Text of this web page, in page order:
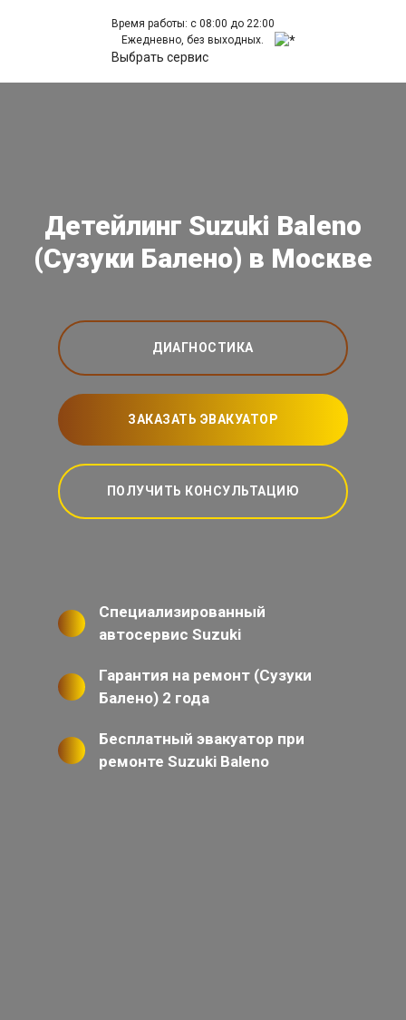
Время работы: с 08:00 до 22:00
Ежедневно, без выходных.
Выбрать сервис
Детейлинг Suzuki Baleno
(Сузуки Балено) в Москве
ДИАГНОСТИКА
ЗАКАЗАТЬ ЭВАКУАТОР
ПОЛУЧИТЬ КОНСУЛЬТАЦИЮ
Специализированный
автосервис Suzuki
Гарантия на ремонт (Сузуки
Балено) 2 года
Бесплатный эвакуатор при
ремонте Suzuki Baleno